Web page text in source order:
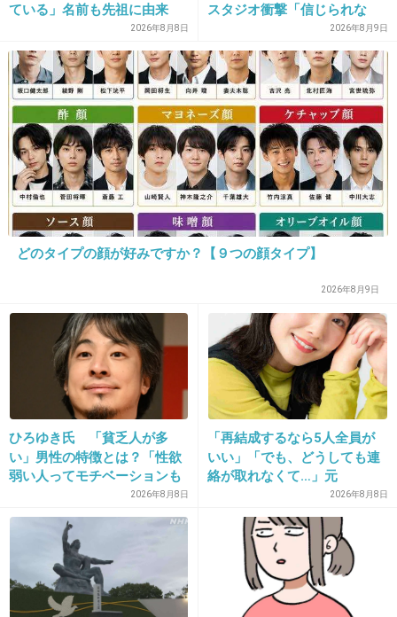
16. 匿名2026/07/07(火) 21:12:18
だって下心だもん
自分より強い相手（男）に下心向けられたら恐
怖感じるよ
+45 -7
2026/07/07(火) 21:12:55
好意とは違うと思うけど
ハードルの低い「好き」を向けられたらすごい嫌悪感。
モテないけどこの経験は割とある。ただの執着だろ。
+9
2026/07/07(火) 21:13:15
ている」名前も先祖に由来
2026年8月8日
スタジオ衝撃「信じられな
い」「やっぱすごいね」2026年8月9日
どのタイプの顔が好みですか？【９つの顔タイプ】
2026年8月9日
ひろゆき氏 「貧乏人が多
い」男性の特徴とは？「性欲
弱い人ってモチベーションも
低いので貧乏人多い」2026年8月8日
「再結成するなら5人全員が
いい」「でも、どうしても連
絡が取れなくて…」元
ZONE・MIZUHO（38）が明
かす「19年ぶりに芸能界復
帰」した本当の理由
2026年8月8日